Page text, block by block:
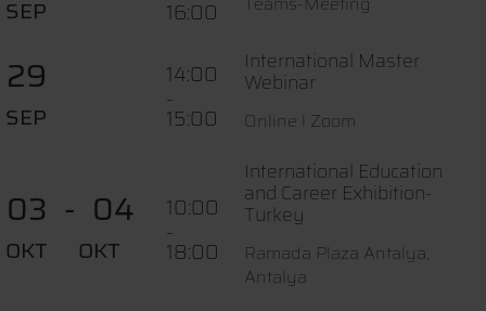
SEP 16:00
29
SEP
14:00
-
15:00
International Master
Webinar
Online l Zoom
03
OKT
04
OKT
10:00
-
18:00
International Education
and Career Exhibition-
Turkey
Ramada Plaza Antalya,
Antalya